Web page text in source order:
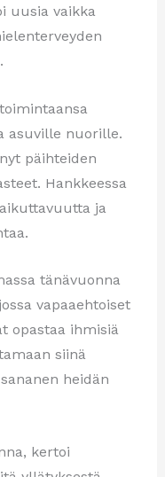
uusia vaikka
asuville nuorille.
päihteiden
Hankkeessa
ja
tänävuonna
vapaaehtoiset
opastaa ihmisiä
siinä
heidän
kertoi